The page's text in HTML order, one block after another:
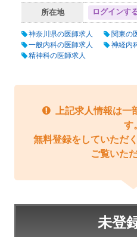
所在地 ログインす
神奈川県の医師求人
関東の
一般内科の医師求人
神経内
精神科の医師求人
上記求人情報は一
す
無料登録をしていただ
ご覧いた
未登